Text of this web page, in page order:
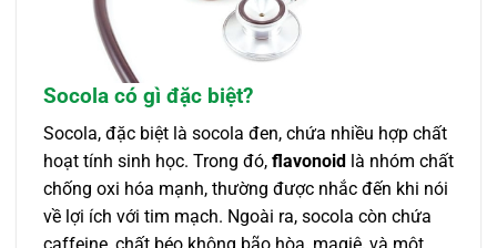
Socola có gì đặc biệt?
Socola, đặc biệt là socola đen, chứa nhiều hợp chất
hoạt tính sinh học. Trong đó, flavonoid là nhóm chất
chống oxi hóa mạnh, thường được nhắc đến khi nói
về lợi ích với tim mạch. Ngoài ra, socola còn chứa